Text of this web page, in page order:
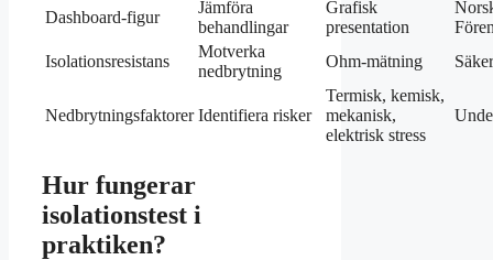
Dashboard-figur
Jämföra
behandlingar
Grafisk
presentation
Isolationsresistans
Motverka
nedbrytning
Ohm-mätning
Nedbrytningsfaktorer Identifiera risker
Termisk, kemisk,
mekanisk,
elektrisk stress
Hur fungerar
isolationstest i
praktiken?